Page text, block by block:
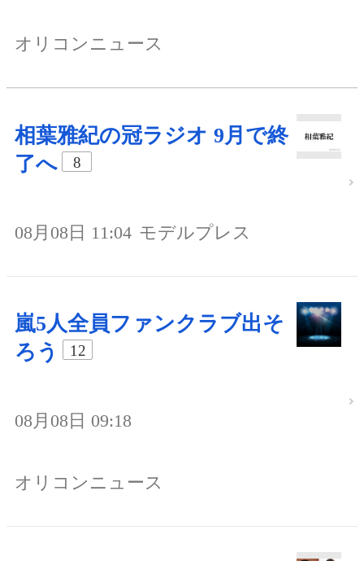
オリコンニュース
相葉雅紀の冠ラジオ 9月で終
了へ
8
08月08日 11:04 モデルプレス
嵐5人全員ファンクラブ出そ
ろう
12
08月08日 09:18
オリコンニュース